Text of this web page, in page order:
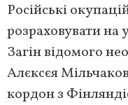
Російські
розраховувати
Загін відомого
Алєксєя
кордон з